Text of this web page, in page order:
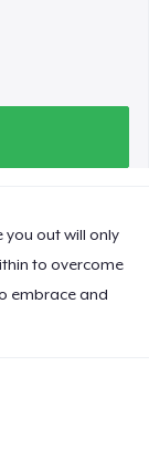
you out will only
to overcome
embrace and